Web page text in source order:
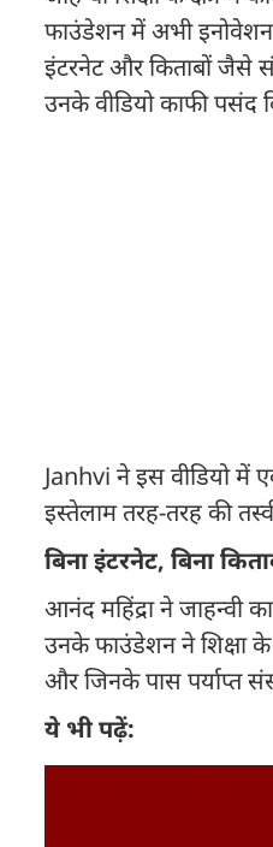
फाउंडेशन में अभी इनोवेशन
इंटरनेट और किताबों जैसे
उनके वीडियो काफी पसंद
Janhvi ने इस वीडियो में
इस्तेलाम तरह-तरह की
बिना इंटरनेट, बिना
आनंद महिंद्रा ने जाहन्वी
उनके फाउंडेशन ने शिक्षा
और जिनके पास पर्याप्त
ये भी पढ़ें: